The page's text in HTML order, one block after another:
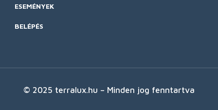
ESEMÉNYEK
BELÉPÉS
© 2025 terralux.hu – Minden jog fenntartva